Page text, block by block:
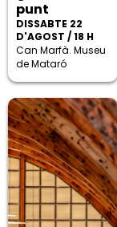
punt
DISSABTE 22
D'AGOST / 18 H
Can Marfà. Museu
de Mataró